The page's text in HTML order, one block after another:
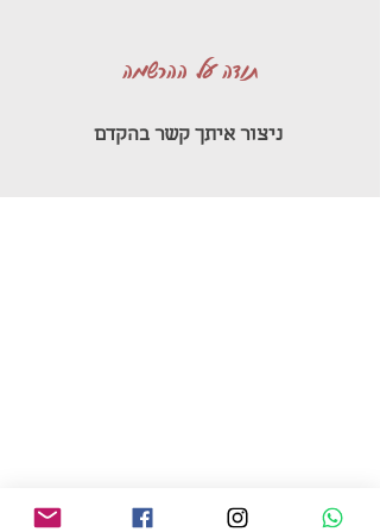
תודה על ההרשמה
ניצור איתך קשר בהקדם